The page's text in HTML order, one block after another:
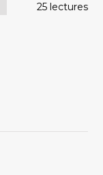
25 lectures